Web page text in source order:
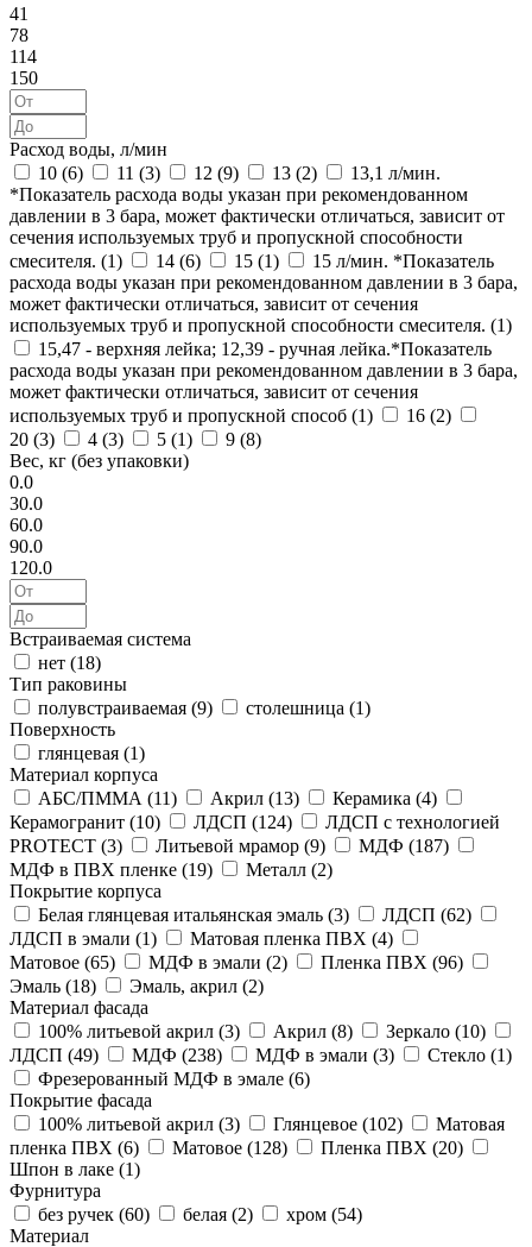
41
78
114
150
Расход воды, л/мин
10 (6) 11 (3) 12 (9) 13 (2)
13,1 л/мин.
*Показатель расхода воды указан при рекомендованном
давлении в 3 бара, может фактически отличаться, зависит от
сечения используемых труб и пропускной способности
смесителя. (1) 14 (6) 15 (1)
15 л/мин. *Показатель
расхода воды указан при рекомендованном давлении в 3 бара,
может фактически отличаться, зависит от сечения
используемых труб и пропускной способности смесителя. (1)
15,47 - верхняя лейка; 12,39 - ручная лейка.*Показатель
расхода воды указан при рекомендованном давлении в 3 бара,
может фактически отличаться, зависит от сечения
используемых труб и пропускной способ (1) 16 (2)
20 (3) 4 (3) 5 (1) 9 (8)
Вес, кг (без упаковки)
0.0
30.0
60.0
90.0
120.0
Встраиваемая система
нет (18)
Тип раковины
полувстраиваемая (9) столешница (1)
Поверхность
глянцевая (1)
Материал корпуса
АБС/ПММА (11) Акрил (13) Керамика (4)
Керамогранит (10) ЛДСП (124)
ЛДСП с технологией
PROTECT (3) Литьевой мрамор (9) МДФ (187)
МДФ в ПВХ пленке (19) Металл (2)
Покрытие корпуса
Белая глянцевая итальянская эмаль (3) ЛДСП (62)
ЛДСП в эмали (1) Матовая пленка ПВХ (4)
Матовое (65) МДФ в эмали (2) Пленка ПВХ (96)
Эмаль (18) Эмаль, акрил (2)
Материал фасада
100% литьевой акрил (3) Акрил (8) Зеркало (10)
ЛДСП (49) МДФ (238) МДФ в эмали (3) Стекло (1)
Фрезерованный МДФ в эмале (6)
Покрытие фасада
100% литьевой акрил (3) Глянцевое (102)
Матовая
пленка ПВХ (6) Матовое (128) Пленка ПВХ (20)
Шпон в лаке (1)
Фурнитура
без ручек (60) белая (2) хром (54)
Материал